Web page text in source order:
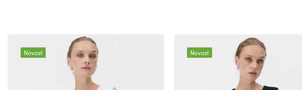
Novost Novost